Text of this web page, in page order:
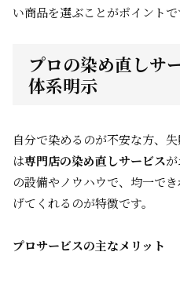
い商品を選ぶことがポイントで
プロの染め直しサ
体系明示
自分で染めるのが不安な方、
は専門店の染め直しサービス
の設備やノウハウで、均一で
げてくれるのが特徴です。
プロサービスの主なメリット